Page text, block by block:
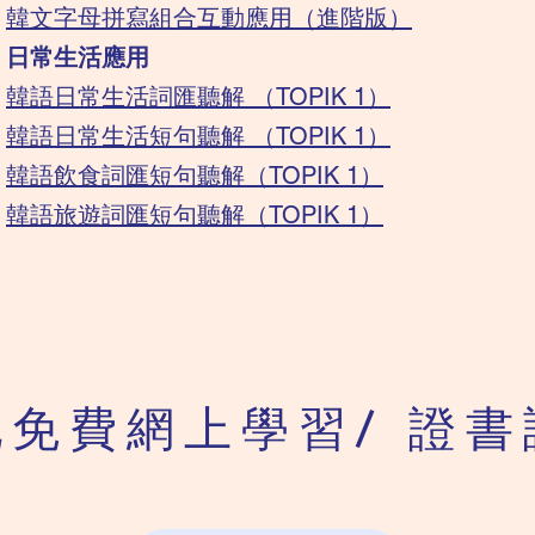
韓文字母拼寫組合互動應用（進階版）
​日常生活應用
​韓語日常生活詞匯聽解 （TOPIK 1）
​​韓語日常生活短句聽解 （TOPIK 1）
​韓語飲食詞匯短句聽解（TOPIK 1）
​韓語旅遊詞匯短句聽解（TOPIK 1）
費 網上學習/ 證書